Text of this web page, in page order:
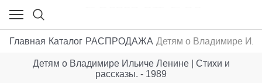
Главная Каталог РАСПРОДАЖА Детям о Владимире
Детям о Владимире Ильиче Ленине | Стихи и
рассказы. - 1989